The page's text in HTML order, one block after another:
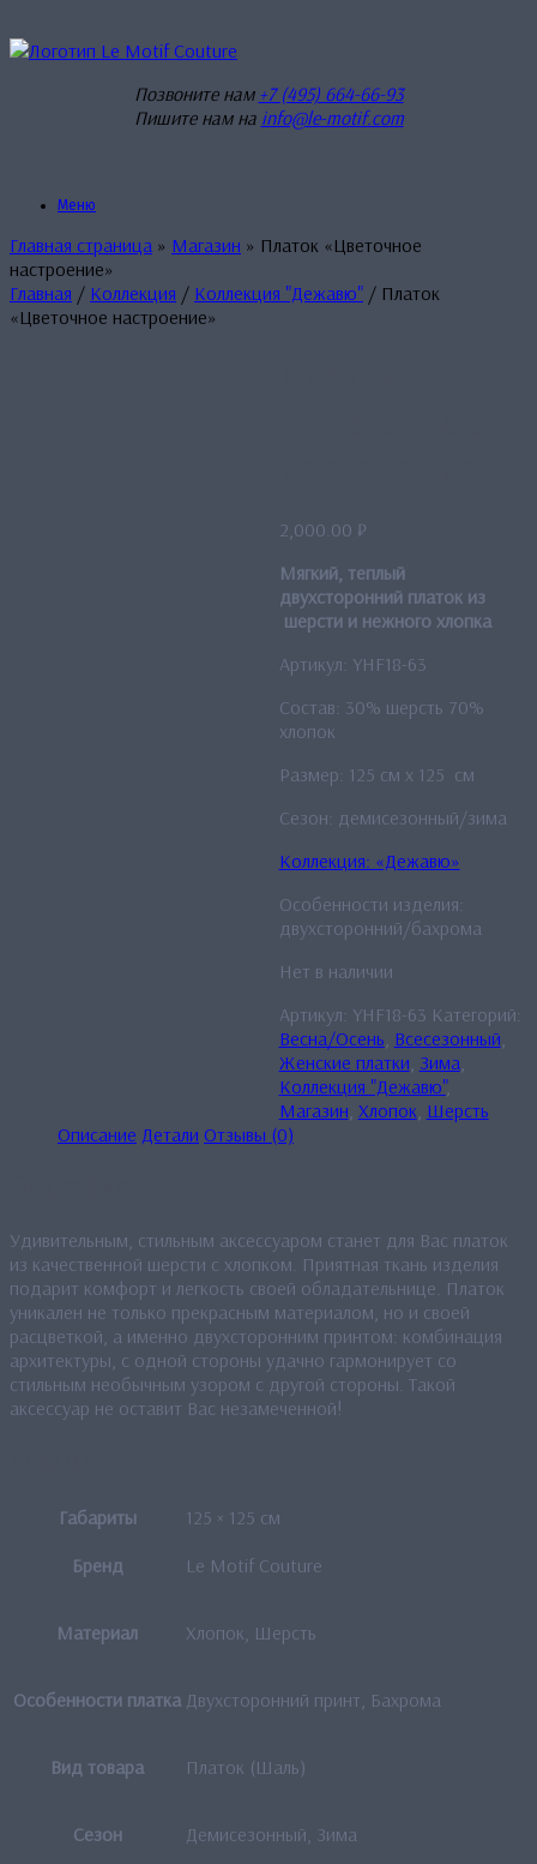
к
Позвоните нам +7 (495) 664-66-93
Пишите нам на info@le-motif.com
Меню
Главная страница » Магазин » Платок «Цветочное
настроение»
Главная / Коллекция / Коллекция "Дежавю" / Платок
«Цветочное настроение»
2,000.00 ₽
Мягкий, теплый
двухсторонний платок из
шерсти и нежного хлопка
Артикул: YHF18-63
Состав: 30% шерсть 70%
хлопок
Размер: 125 см x 125 см
Сезон: демисезонный/зима
Коллекция: «Дежавю»
Особенности изделия:
двухсторонний/бахрома
Нет в наличии
Артикул: YHF18-63 Категорий:
Весна/Осень Всесезонный
Женские платки Зима
Коллекция "Дежавю",
Магазин Хлопок Шерсть
Описание Детали Отзывы (0)
Удивительным, стильным аксессуаром станет для Вас платок
из качественной шерсти с хлопком. Приятная ткань изделия
подарит комфорт и легкость своей обладательнице. Платок
уникален не только прекрасным материалом, но и своей
расцветкой, а именно двухсторонним принтом: комбинация
архитектуры, с одной стороны удачно гармонирует со
стильным необычным узором с другой стороны. Такой
аксессуар не оставит Вас незамеченной!
Габариты
125 × 125 см
Бренд
Le Motif Couture
Материал Хлопок, Шерсть
Особенности платка Двухсторонний принт, Бахрома
Вид товара Платок (Шаль)
Сезон Демисезонный, Зима